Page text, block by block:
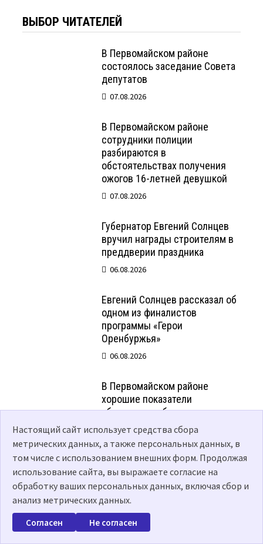
ВЫБОР ЧИТАТЕЛЕЙ
В Первомайском районе
состоялось заседание Совета
депутатов
07.08.2026
В Первомайском районе
сотрудники полиции
разбираются в
обстоятельствах получения
ожогов 16-летней девушкой
07.08.2026
Губернатор Евгений Солнцев
вручил награды строителям в
преддверии праздника
06.08.2026
Евгений Солнцев рассказал об
одном из финалистов
программы «Герои
Оренбуржья»
06.08.2026
В Первомайском районе
хорошие показатели
уборочных работ
06.08.2026
РУБРИКИ
Настоящий сайт использует средства сбора
метрических данных, а также персональных данных, в
том числе с использованием внешних форм. Продолжая
использование сайта, вы выражаете согласие на
обработку ваших персональных данных, включая сбор и
анализ метрических данных.
Согласен Не согласен